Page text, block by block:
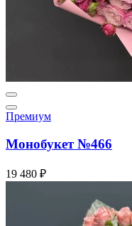
Премиум
Монобукет №466
19 480 ₽